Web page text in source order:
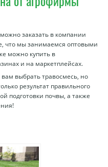
заказать в компании
что мы занимаемся оптовыми
можно купить в
и на маркетплейсах.
выбрать травосмесь, но
результат правильного
подготовки почвы, а также